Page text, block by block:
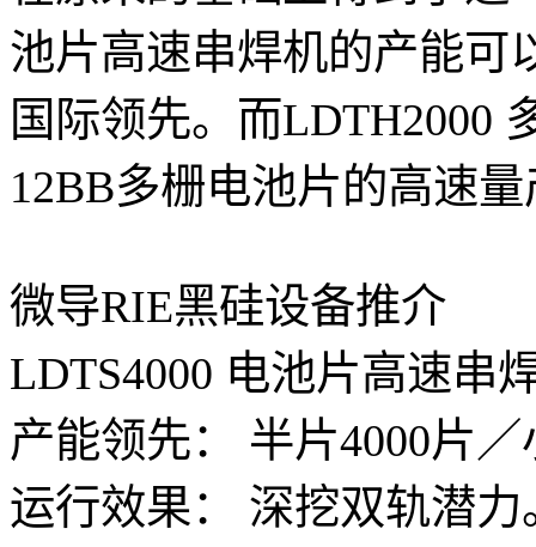
池片高速串焊机的产能可
国际领先。而LDTH2000
12BB多栅电池片的高速
微导RIE黑硅设备推介
LDTS4000 电池片高速串
产能领先： 半片4000片
运行效果： 深挖双轨潜